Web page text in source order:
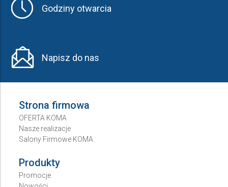
Godziny otwarcia
Napisz do nas
Strona firmowa
OFERTA KOMA
Nasze realizacje
Salony Firmowe KOMA
Produkty
Promocje